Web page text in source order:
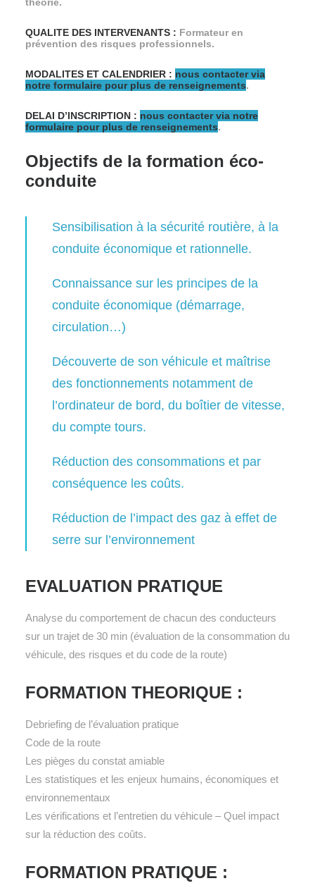
QUALITE DES INTERVENANTS : Formateur en
prévention des risques professionnels.
MODALITES ET CALENDRIER : nous contacter via
notre formulaire pour plus de renseignements.
DELAI D’INSCRIPTION : nous contacter via notre
formulaire pour plus de renseignements.
Objectifs de la formation éco-
conduite
Sensibilisation à la sécurité routière, à la
conduite économique et rationnelle.
Connaissance sur les principes de la
conduite économique (démarrage,
circulation…)
Découverte de son véhicule et maîtrise
des fonctionnements notamment de
l’ordinateur de bord, du boîtier de vitesse,
du compte tours.
Réduction des consommations et par
conséquence les coûts.
Réduction de l’impact des gaz à effet de
serre sur l’environnement
EVALUATION PRATIQUE
Analyse du comportement de chacun des conducteurs
sur un trajet de 30 min (évaluation de la consommation du
véhicule, des risques et du code de la route)
FORMATION THEORIQUE :
Debriefing de l’évaluation pratique
Code de la route
Les pièges du constat amiable
Les statistiques et les enjeux humains, économiques et
environnementaux
Les vérifications et l’entretien du véhicule – Quel impact
sur la réduction des coûts.
FORMATION PRATIQUE :